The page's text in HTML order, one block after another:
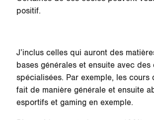
positif.
J’inclus celles qui auront des
bases générales et ensuite avec
spécialisées. Par exemple, les cours
fait de manière générale et ensuite
esportifs et gaming en exemple.